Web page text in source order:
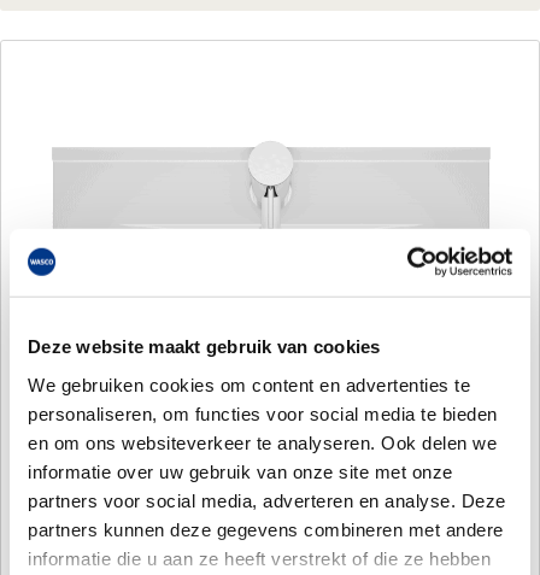
Deze website maakt gebruik van cookies
We gebruiken cookies om content en advertenties te
personaliseren, om functies voor social media te bieden
en om ons websiteverkeer te analyseren. Ook delen we
informatie over uw gebruik van onze site met onze
partners voor social media, adverteren en analyse. Deze
partners kunnen deze gegevens combineren met andere
informatie die u aan ze heeft verstrekt of die ze hebben